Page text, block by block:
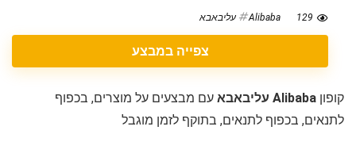
129 Alibaba עליבאבא
צפייה במבצע
קופון Alibaba עליבאבא
עם מבצעים על מוצרים, בכפוף
לתנאים, בכפוף לתנאים, בתוקף לזמן מוגבל